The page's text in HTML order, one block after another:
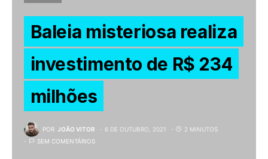
Baleia misteriosa realiza
investimento de R$ 234
milhões
POR JOÃO VITOR 6 DE OUTUBRO, 2021
2 MINUTOS
SEM COMENTÁRIOS